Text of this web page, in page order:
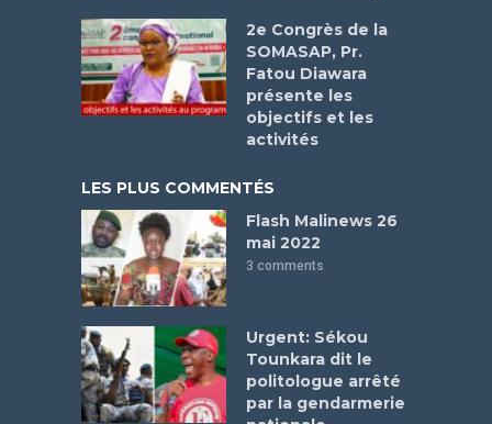
2e Congrès de la
SOMASAP, Pr.
Fatou Diawara
présente les
objectifs et les
activités
LES PLUS COMMENTÉS
Flash Malinews 26
mai 2022
3 comments
Urgent: Sékou
Tounkara dit le
politologue arrêté
par la gendarmerie